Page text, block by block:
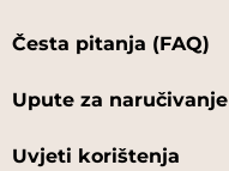
Česta pitanja (FAQ)
Upute za naručivanje
Uvjeti korištenja